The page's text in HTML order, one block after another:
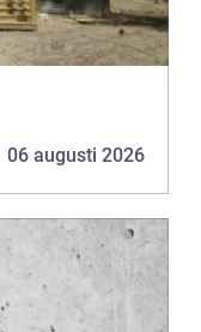
06 augusti 2026